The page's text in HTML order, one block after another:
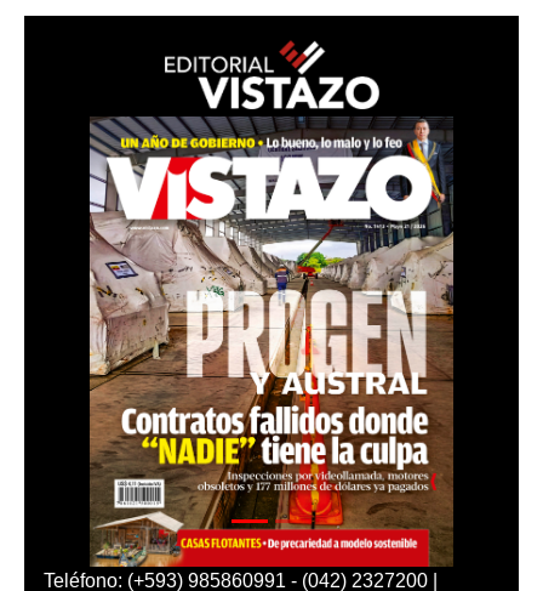
Teléfono: (+593) 985860991 - (042) 2327200 |